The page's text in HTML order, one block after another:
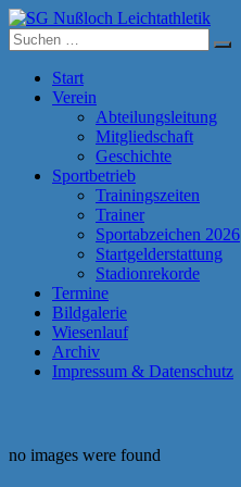
Zum
Inhalt
springen
SG Nußloch Leichtathletik
Suche
nach:
Start
Verein
Abteilungsleitung
Mitgliedschaft
Geschichte
Sportbetrieb
Trainingszeiten
Trainer
Sportabzeichen 2026
Startgelderstattung
Stadionrekorde
Termine
Bildgalerie
Wiesenlauf
Archiv
Impressum & Datenschutz
no images were found